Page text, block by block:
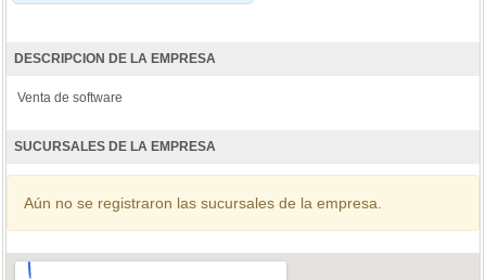
DESCRIPCION DE LA EMPRESA
Venta de software
SUCURSALES DE LA EMPRESA
Aún no se registraron las sucursales de la empresa.